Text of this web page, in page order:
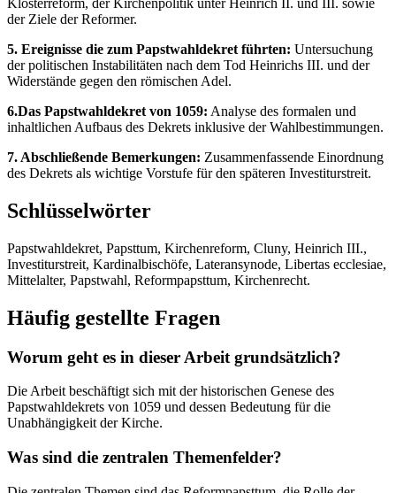
Klosterreform, der Kirchenpolitik unter Heinrich II. und III. sowie
der Ziele der Reformer.
5. Ereignisse die zum Papstwahldekret führten: Untersuchung
der politischen Instabilitäten nach dem Tod Heinrichs III. und der
Widerstände gegen den römischen Adel.
6.Das Papstwahldekret von 1059: Analyse des formalen und
inhaltlichen Aufbaus des Dekrets inklusive der Wahlbestimmungen.
7. Abschließende Bemerkungen: Zusammenfassende Einordnung
des Dekrets als wichtige Vorstufe für den späteren Investiturstreit.
Schlüsselwörter
Papstwahldekret, Papsttum, Kirchenreform, Cluny, Heinrich III.,
Investiturstreit, Kardinalbischöfe, Lateransynode, Libertas ecclesiae,
Mittelalter, Papstwahl, Reformpapsttum, Kirchenrecht.
Häufig gestellte Fragen
Worum geht es in dieser Arbeit grundsätzlich?
Die Arbeit beschäftigt sich mit der historischen Genese des
Papstwahldekrets von 1059 und dessen Bedeutung für die
Unabhängigkeit der Kirche.
Was sind die zentralen Themenfelder?